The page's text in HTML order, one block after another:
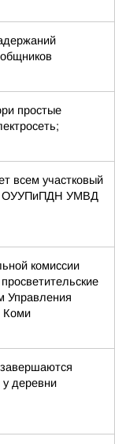
простые
всем участковый
ОУУПиПДН УМВД
комиссии
Управления
Коми
у деревни